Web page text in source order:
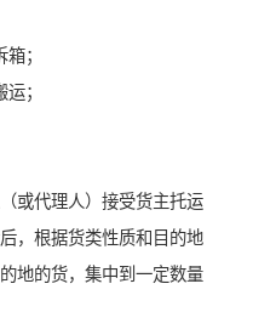
；
；
或代理人）接受货主托运
，根据货类性质和目的地
地的货，集中到一定数量